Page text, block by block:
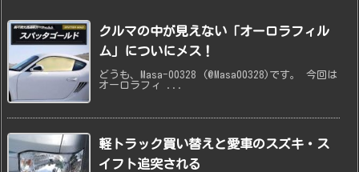
クルマの中が見えない「オーロラフィル
ム」についにメス！
どうも、Masa-00328 (@Masa00328)です。 今回は
オーロラフィ ...
軽トラック買い替えと愛車のスズキ・ス
イフト追突される